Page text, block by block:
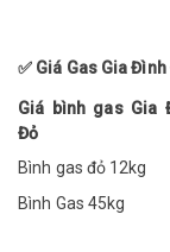
✅ Giá Gas Gia
Giá bình gas Gia
Đỏ
Bình gas đỏ 12kg
Bình Gas 45kg